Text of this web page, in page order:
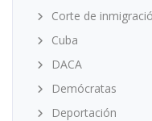
Corte de
Cuba
DACA
Demócratas
Deportación